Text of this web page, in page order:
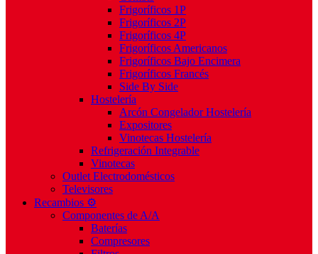
Frigoríficos 1P
Frigoríficos 2P
Frigoríficos 4P
Frigoríficos Americanos
Frigoríficos Bajo Encimera
Frigoríficos Francés
Side By Side
Hostelería
Arcón Congelador Hostelería
Expositores
Vinotecas Hostelería
Refrigeración Integrable
Vinotecas
Outlet Electrodomésticos
Televisores
Recambios ⚙️
Componentes de A/A
Baterías
Compresores